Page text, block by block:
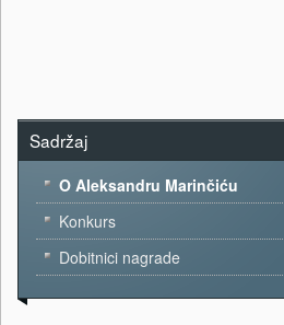
Sadržaj
O Aleksandru Marinčiću
Konkurs
Dobitnici nagrade